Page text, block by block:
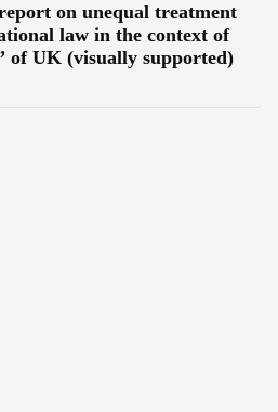
on unequal treatment
law in the context of
of UK (visually supported)